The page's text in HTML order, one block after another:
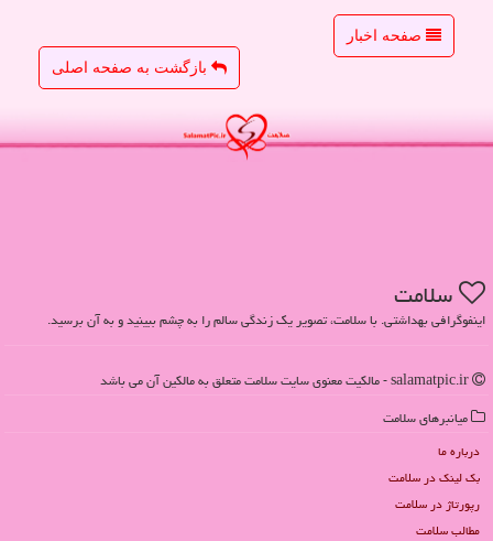
صفحه اخبار
بازگشت به صفحه اصلی
سلامت
اینفوگرافی بهداشتی. با سلامت، تصویر یک زندگی سالم را به چشم ببینید و به آن برسید.
میانبرهای سلامت
درباره ما
بک لینک در سلامت
رپورتاژ در سلامت
مطالب سلامت